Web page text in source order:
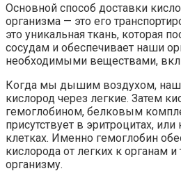
Основной способ доставки
организма — это его
это уникальная ткань, которая
сосудам и обеспечивает наши
необходимыми веществами,
Когда мы дышим воздухом, наш
кислород через легкие. Затем
гемоглобином, белковым
присутствует в эритроцитах,
клетках. Именно гемоглобин
кислорода от легких к органам
организму.